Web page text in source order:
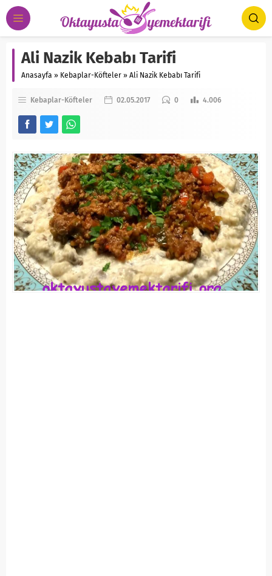
Ali Nazik Kebabı Tarifi
Anasayfa » Kebaplar-Köfteler » Ali Nazik Kebabı Tarifi
Kebaplar-Köfteler 02.05.2017 0 4.006